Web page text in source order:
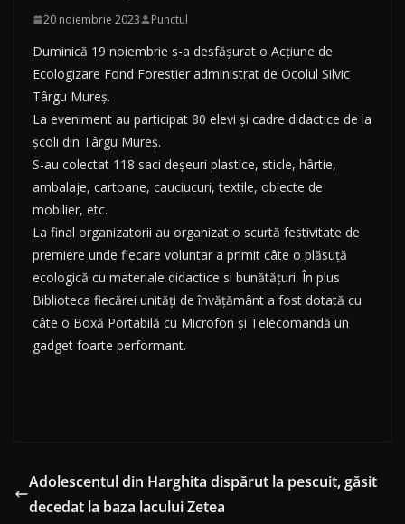
20 noiembrie 2023 Punctul
Duminică 19 noiembrie s-a desfășurat o Acțiune de
Ecologizare Fond Forestier administrat de Ocolul Silvic
Târgu Mureș.
La eveniment au participat 80 elevi și cadre didactice de la
școli din Târgu Mureș.
S-au colectat 118 saci deșeuri plastice, sticle, hârtie,
ambalaje, cartoane, cauciucuri, textile, obiecte de
mobilier, etc.
La final organizatorii au organizat o scurtă festivitate de
premiere unde fiecare voluntar a primit câte o plăsuță
ecologică cu materiale didactice si bunătățuri. În plus
Biblioteca fiecărei unități de învățământ a fost dotată cu
câte o Boxă Portabilă cu Microfon și Telecomandă un
gadget foarte performant.
Adolescentul din Harghita dispărut la pescuit, găsit
decedat la baza lacului Zetea